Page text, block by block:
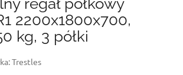
2200x1800x700,
kg, 3 półki
Trestles